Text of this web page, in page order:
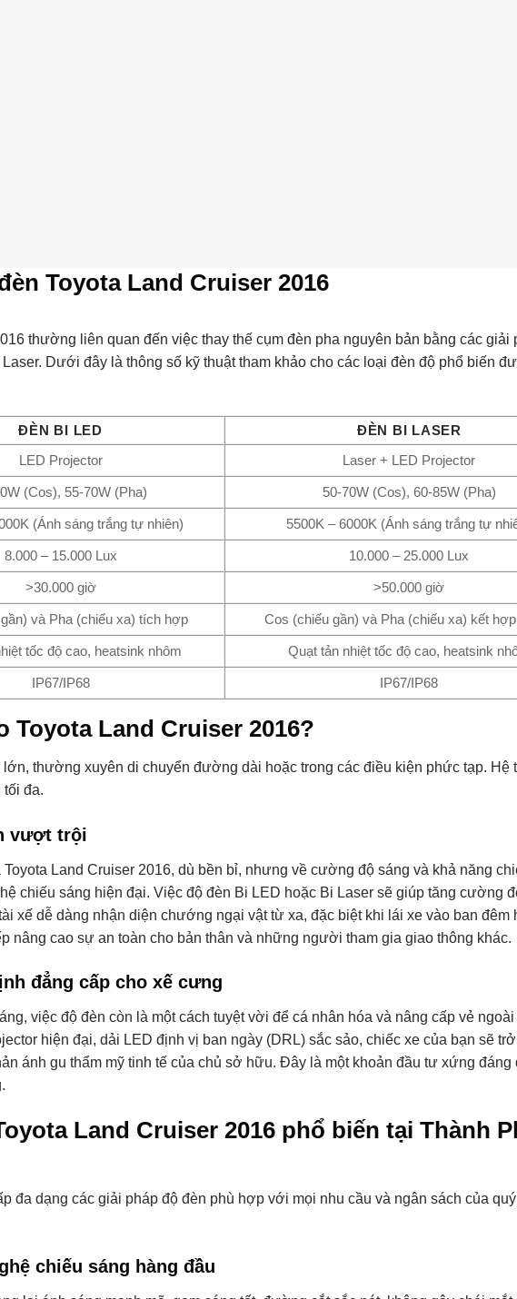
Toyota Land Cruiser 2016
thường liên quan đến việc thay thế cụm đèn pha nguyên bản bằng các giải
Dưới đây là thông số kỹ thuật tham khảo cho các loại đèn độ phổ biến
ĐÈN BI LED
ĐÈN BI LASER
LED Projector Laser + LED Projector
(Cos), 55-70W (Pha) 50-70W (Cos), 60-85W (Pha)
(Ánh sáng trắng tự nhiên) 5500K – 6000K (Ánh sáng trắng tự
8.000 – 15.000 Lux 10.000 – 25.000 Lux
>30.000 giờ >50.000 giờ
và Pha (chiếu xa) tích hợp Cos (chiếu gần) và Pha (chiếu xa) kết
tốc độ cao, heatsink nhôm Quạt tản nhiệt tốc độ cao, heatsink
IP67/IP68 IP67/IP68
Toyota Land Cruiser 2016?
thường xuyên di chuyển đường dài hoặc trong các điều kiện phức tạp. Hệ
tối đa.
vượt trội
Land Cruiser 2016, dù bền bỉ, nhưng về cường độ sáng và khả năng
chiếu sáng hiện đại. Việc độ đèn Bi LED hoặc Bi Laser sẽ giúp tăng cường
xế dễ dàng nhận diện chướng ngại vật từ xa, đặc biệt khi lái xe vào ban đêm
nâng cao sự an toàn cho bản thân và những người tham gia giao thông khác.
đẳng cấp cho xế cưng
việc độ đèn còn là một cách tuyệt vời để cá nhân hóa và nâng cấp vẻ
hiện đại, dải LED định vị ban ngày (DRL) sắc sảo, chiếc xe của bạn sẽ
ánh gu thẩm mỹ tinh tế của chủ sở hữu. Đây là một khoản đầu tư xứng đáng
Land Cruiser 2016 phổ biến tại Thành
đa dạng các giải pháp độ đèn phù hợp với mọi nhu cầu và ngân sách của
chiếu sáng hàng đầu